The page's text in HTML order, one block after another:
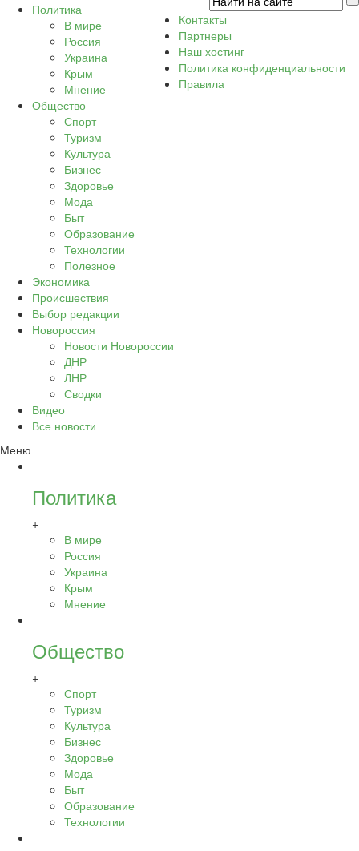
Политика
В мире
Россия
Украина
Крым
Мнение
Общество
Спорт
Туризм
Культура
Бизнес
Здоровье
Мода
Быт
Образование
Технологии
Полезное
Экономика
Происшествия
Выбор редакции
Новороссия
Новости Новороссии
ДНР
ЛНР
Сводки
Видео
Все новости
Меню
Политика
+
В мире
Россия
Украина
Крым
Мнение
Общество
+
Спорт
Туризм
Культура
Бизнес
Здоровье
Мода
Быт
Образование
Технологии
Контакты
Партнеры
Наш хостинг
Политика конфиденциальности
Правила